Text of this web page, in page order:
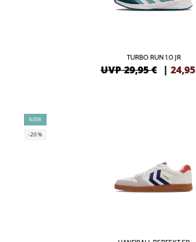
TURBO RUN 1.0 JR
UVP 29,95 € | 24,95
NEW
-20%